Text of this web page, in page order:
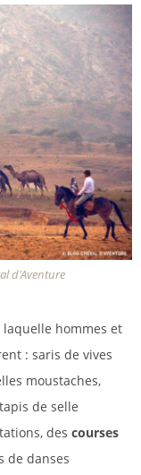
d'Aventure
hommes et
: saris de vives
moustaches,
de selle
des courses
de danses